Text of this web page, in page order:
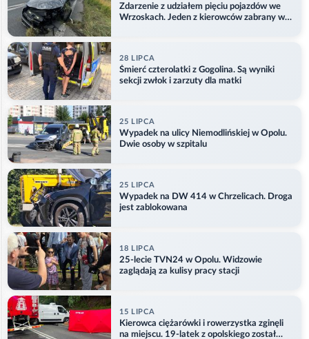
Zdarzenie z udziałem pięciu pojazdów we
Wrzoskach. Jeden z kierowców zabrany w
28 LIPCA
Śmierć czterolatki z Gogolina. Są wyniki
sekcji zwłok i zarzuty dla matki
25 LIPCA
Wypadek na ulicy Niemodlińskiej w Opolu.
Dwie osoby w szpitalu
25 LIPCA
Wypadek na DW 414 w Chrzelicach. Droga
jest zablokowana
18 LIPCA
25-lecie TVN24 w Opolu. Widzowie
zaglądają za kulisy pracy stacji
15 LIPCA
Kierowca ciężarówki i rowerzystka zginęli
na miejscu. 19-latek z opolskiego został